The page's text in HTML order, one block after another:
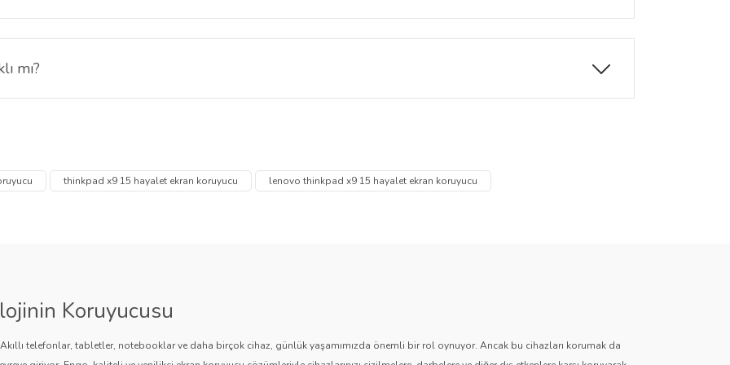
netlik, renk canlılığı ve çözünürlük korunur. Gizlilik ve güvenlik ile birlikte kaliteli görüntü sunar.
mı?
Ekran Koruyucu 9H sertlik derecesi sayesinde ekranı çizilmelere, darbelere ve günlük kullanım hasarlarına
Bu ürüne ilk yorumu siz yapın!
Ürün hakkında henüz soru sorulmamış.
thinkpad x9 15 hayalet ekran koruyucu lenovo thinkpad x9 15 hayalet ekran koruyucu
Koruyucusu
telefonlar, tabletler, notebooklar ve daha birçok cihaz, günlük yaşamımızda önemli bir rol oynuyor. Ancak bu cihazları korumak da